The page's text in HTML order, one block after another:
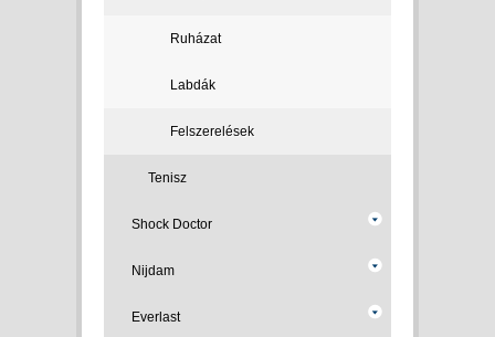
Ruházat
Labdák
Felszerelések
Tenisz
Shock Doctor
Nijdam
Everlast